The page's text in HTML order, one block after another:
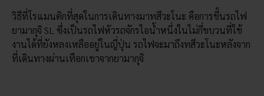
วิธีที่โรแมนติกที่สุดในการเดินทางมาทสึวะโนะ คือการขึ้นรถไฟ
ยามากุจิ SL ซึ่งเป็นรถไฟหัวรถจักรไอน้ำหนึ่งในไม่กี่ขบวนที่ใช้
งานได้ที่ยังหลงเหลืออยู่ในญี่ปุ่น รถไฟจะมาถึงทสึวะโนะหลังจาก
ที่เดินทางผ่านเทือกเขาจากยามากุจิ